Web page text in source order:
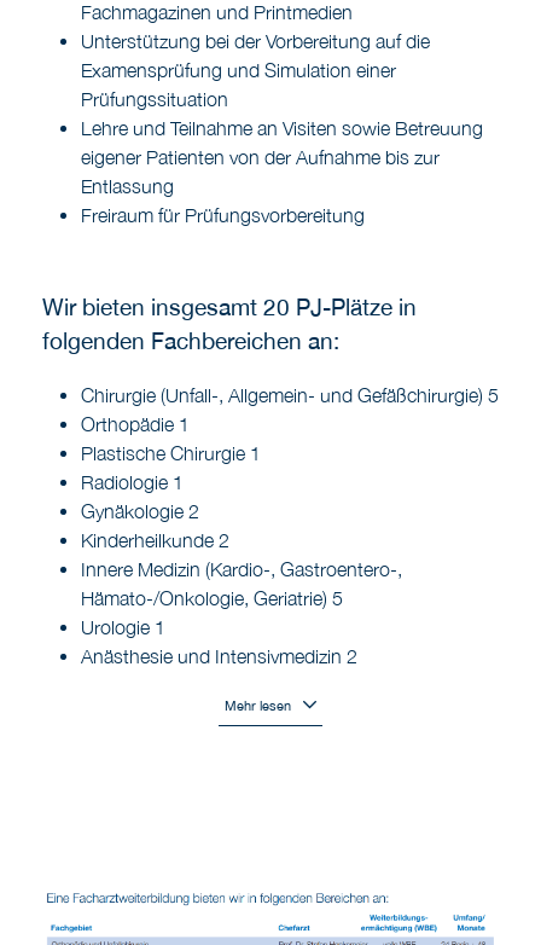
Fachmagazinen und Printmedien
Unterstützung bei der Vorbereitung auf die
Examensprüfung und Simulation einer
Prüfungssituation
Lehre und Teilnahme an Visiten sowie Betreuung
eigener Patienten von der Aufnahme bis zur
Entlassung
Freiraum für Prüfungsvorbereitung
Wir bieten insgesamt 20 PJ-Plätze in
folgenden Fachbereichen an:
Chirurgie (Unfall-, Allgemein- und Gefäßchirurgie) 5
Orthopädie 1
Plastische Chirurgie 1
Radiologie 1
Gynäkologie 2
Kinderheilkunde 2
Innere Medizin (Kardio-, Gastroentero-,
Hämato-/Onkologie, Geriatrie) 5
Urologie 1
Anästhesie und Intensivmedizin 2
Mehr lesen